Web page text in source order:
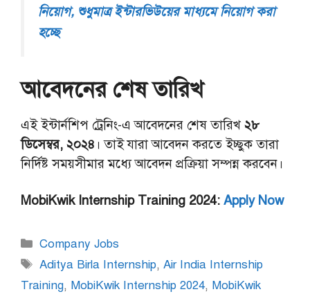
নিয়োগ, শুধুমাত্র ইন্টারভিউয়ের মাধ্যমে নিয়োগ করা
হচ্ছে
আবেদনের শেষ তারিখ
এই ইন্টার্নশিপ ট্রেনিং-এ আবেদনের শেষ তারিখ২৮
ডিসেম্বর, ২০২৪ । তাই যারা আবেদন করতে ইচ্ছুক তারা
নির্দিষ্ট সময়সীমার মধ্যে আবেদন প্রক্রিয়া সম্পন্ন করবেন।
MobiKwik Internship Training 2024: Apply Now
Categories
Company Jobs
Tags
Aditya Birla Internship,Air India Internship
Training, MobiKwik Internship 2024, MobiKwik